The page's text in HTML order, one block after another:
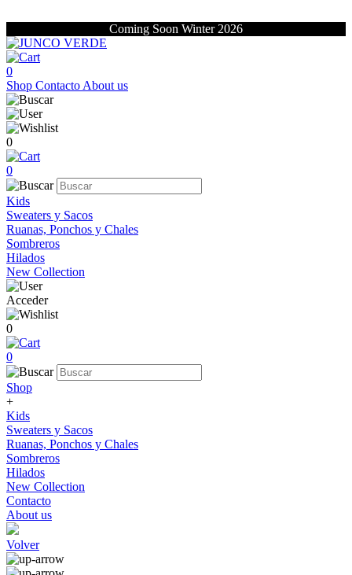
Coming Soon Winter 2026
0
Shop Contacto About us
0
0
Kids
Sweaters y Sacos
Ruanas, Ponchos y Chales
Sombreros
Hilados
New Collection
Acceder
0
0
Shop
+
Kids
Sweaters y Sacos
Ruanas, Ponchos y Chales
Sombreros
Hilados
New Collection
Contacto
About us
Volver